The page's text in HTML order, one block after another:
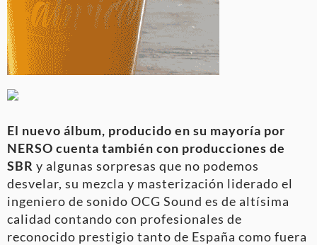
El nuevo álbum, producido en su mayoría por
NERSO cuenta también con producciones de
SBR y algunas sorpresas que no podemos
desvelar, su mezcla y masterización liderado el
ingeniero de sonido OCG Sound es de altísima
calidad contando con profesionales de
reconocido prestigio tanto de España como fuera